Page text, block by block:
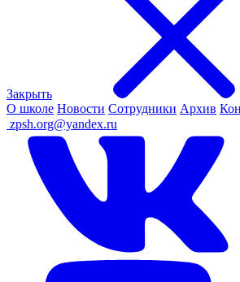
Закрыть
О школе Новости Сотрудники Архив
zpsh.org@yandex.ru